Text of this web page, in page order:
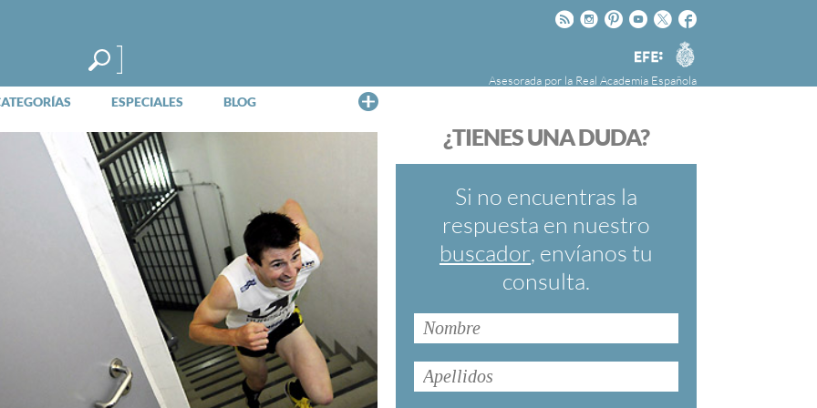
Facebook
Twitter
Youtube
Pinteres
Instagram
Rss
Agencia
EFE
Asesorada por la Real Academia Española
ESPECIALES BLOG
FundéuRAE es una fundación patrocinada por
cuyo objetivo es colaborar con el buen uso del
español en los medios de comunicación y en
Internet.
¿TIENES UNA DUDA?
Si no encuentras la
respuesta en nuestro
buscador, envíanos tu
consulta.